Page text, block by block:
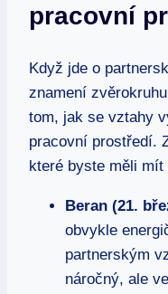
pracovní
Když jde‌ o⁢
znamení
tom, ‌jak se vztahy
pracovní⁢ prostředí.
které ⁣byste⁤ měli mít
Beran (21.
obvykle
partnerským
⁢náročný, ale